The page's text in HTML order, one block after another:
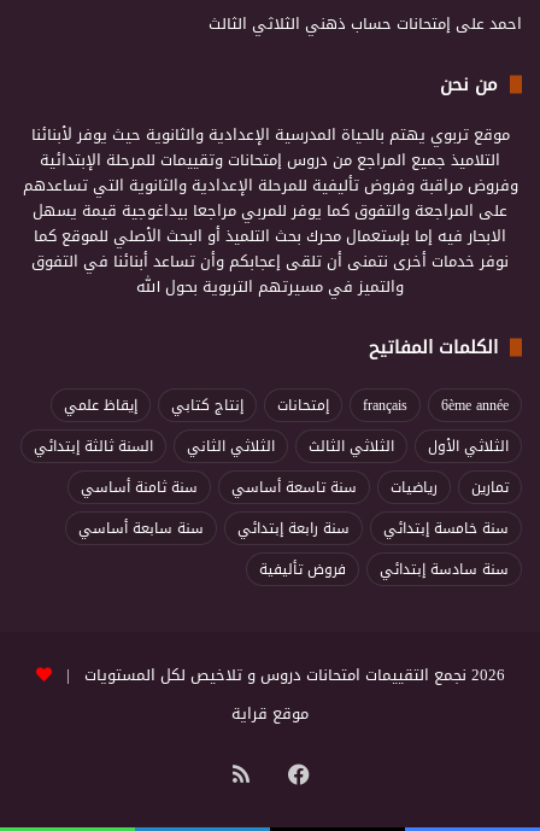
احمدعلى إمتحانات حساب ذهني الثلاثي الثالث
من نحن
موقع تربوي يهتم بالحياة المدرسية الإعدادية والثانوية حيث يوفر لأبنائنا
التلاميذ جميع المراجع من دروس إمتحانات وتقييمات للمرحلة الإبتدائية
وفروض مراقبة وفروض تأليفية للمرحلة الإعدادية والثانوية التي تساعدهم
على المراجعة والتفوق كما يوفر للمربي مراجعا بيداغوجية قيمة يسهل
الابحار فيه إما بإستعمال محرك بحث التلميذ أو البحث الأصلي للموقع كما
نوفر خدمات أخرى نتمنى أن تلقى إعجابكم وأن تساعد أبنائنا في التفوق
والتميز في مسيرتهم التربوية بحول الله
الكلمات المفاتيح
6ème année
français إمتحانات إنتاج كتابي
إيقاظ علمي
الثلاثي الأول
الثلاثي الثالث الثلاثي الثاني
السنة ثالثة إبتدائي
تمارين
رياضيات سنة تاسعة أساسي
سنة ثامنة أساسي
سنة خامسة إبتدائي
سنة رابعة إبتدائي
سنة سابعة أساسي
سنة سادسة إبتدائي
فروض تأليفية
2026 نجمع التقييمات امتحانات دروس و تلاخيص لكل المستويات |
موقع قراية
فيسبوك